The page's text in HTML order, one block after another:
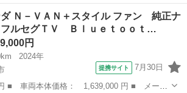
名： ヴェゼル ■ グレード名： ハイブリ
シング 純正８型ナビ フルセグＴＶ ルーム
の他
Ｎ－ＶＡＮ＋スタイル ファン 純正ナ
ルセグＴＶ Ｂｌｕｅｔｏｏｔ…
円
2024年
提携サイト 7月30日